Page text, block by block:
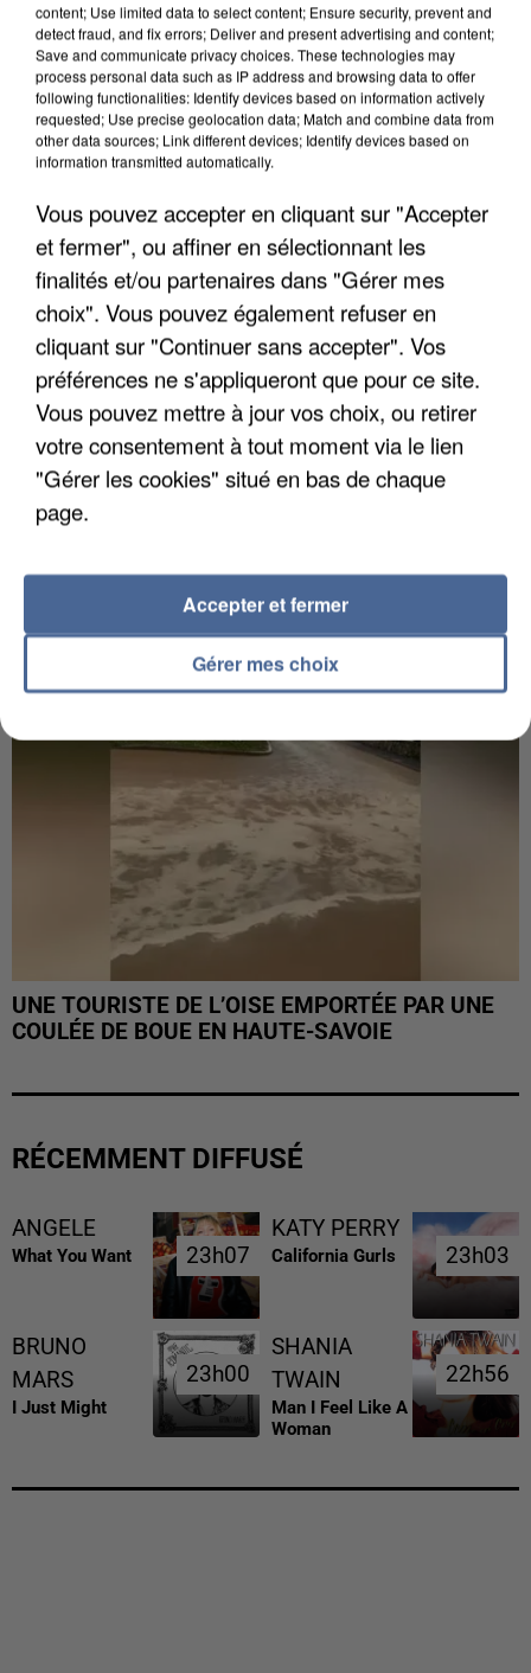
L’UN DES FONDATEURS SUPPOSÉS DE LA DZ
MAFIA INTERPELLÉ EN ALGÉRIE
INTERPELLÉ EN ALGÉRIE
UNE TOURISTE DE L’OISE EMPORTÉE PAR UNE
COULÉE DE BOUE EN HAUTE-SAVOIE
RÉCEMMENT DIFFUSÉ
ANGELE
What You Want 23h07
23h07
KATY PERRY
California Gurls 23h03
23h03
BRUNO
MARS
I Just Might
23h00
23h00
SHANIA
TWAIN
Man I Feel Like A
Woman
22h56
22h56
content; Use limited data to select content; Ensure security, prevent and
detect fraud, and fix errors; Deliver and present advertising and content;
Save and communicate privacy choices. These technologies may
process personal data such as IP address and browsing data to offer
following functionalities: Identify devices based on information actively
requested; Use precise geolocation data; Match and combine data from
other data sources; Link different devices; Identify devices based on
information transmitted automatically.
Vous pouvez accepter en cliquant sur "Accepter
et fermer", ou affiner en sélectionnant les
finalités et/ou partenaires dans "Gérer mes
choix". Vous pouvez également refuser en
cliquant sur "Continuer sans accepter". Vos
préférences ne s'appliqueront que pour ce site.
Vous pouvez mettre à jour vos choix, ou retirer
votre consentement à tout moment via le lien
"Gérer les cookies" situé en bas de chaque
page.
Gérer mes choix
Accepter et fermer